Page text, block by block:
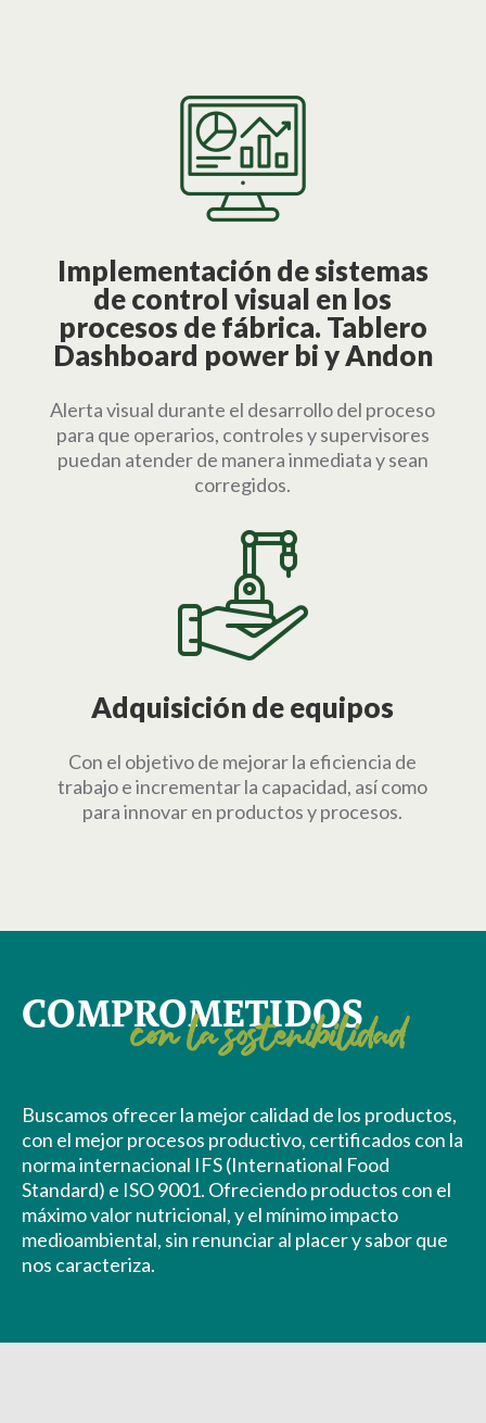
Implementación de sistemas
de control visual en los
procesos de fábrica. Tablero
Dashboard power bi y Andon
Alerta visual durante el desarrollo del proceso
para que operarios, controles y supervisores
puedan atender de manera inmediata y sean
corregidos.
Adquisición de equipos
Con el objetivo de mejorar la eficiencia de
trabajo e incrementar la capacidad, así como
para innovar en productos y procesos.
COMPROMETIDOS
con la sostenibilidad
Buscamos ofrecer la mejor calidad de los productos,
con el mejor procesos productivo, certificados con la
norma internacional IFS (International Food
Standard) e ISO 9001. Ofreciendo productos con el
máximo valor nutricional, y el mínimo impacto
medioambiental, sin renunciar al placer y sabor que
nos caracteriza.